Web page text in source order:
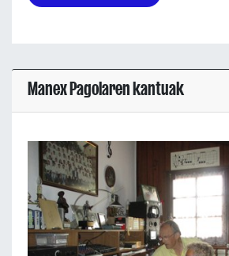
Manex Pagolaren kantuak